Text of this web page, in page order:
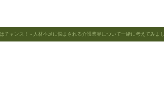
チャンス！ - 人材不足に悩まされる介護業界について一緒に考えてみま